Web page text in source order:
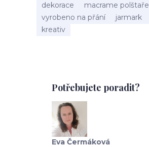
dekorace
macrame polštaře
vyrobeno na přání
jarmark
kreativ
Potřebujete poradit?
Eva Čermáková